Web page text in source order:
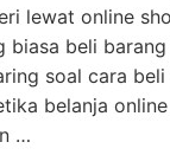
lewat online
biasa beli
soal cara
belanja
…